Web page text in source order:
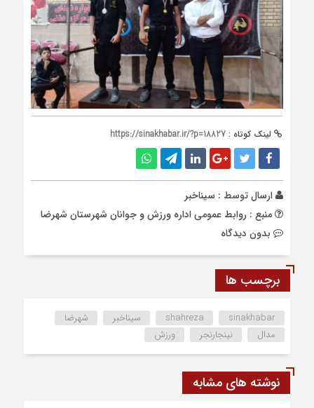
لینک کوتاه : https://sinakhabar.ir/?p=18827
ارسال توسط : سیناخبر
منبع : روابط عمومی اداره ورزش و جوانان شهرستان شهرضا
بدون دیدگاه
برچسب ها
shahreza sinakhabar سیناخبر
شهرضا
مدال
نینجارنجر ورزش
نوشته های مشابه